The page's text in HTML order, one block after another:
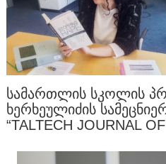
ᲡᲐᲛᲐᲠᲗᲚᲘᲡ ᲡᲙᲝᲚᲘᲡ
ᲮᲔᲠᲮᲔᲣᲚᲘᲫᲘᲡ
“TALTECH JOURNAL